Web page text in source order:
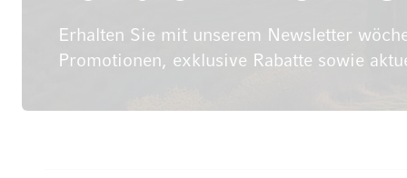
Erhalten Sie mit unserem Newsletter
Promotionen, exklusive Rabatte sowie